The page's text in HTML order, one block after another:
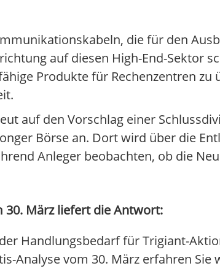
die für den
auf diesen High-End-Sektor
Produkte für Rechenzentren zu
auf den Vorschlag einer
Börse an. Dort wird über die
Anleger beobachten, ob die
30. März liefert die Antwort:
Handlungsbedarf für Trigiant-
Analyse vom 30. März erfahren Sie